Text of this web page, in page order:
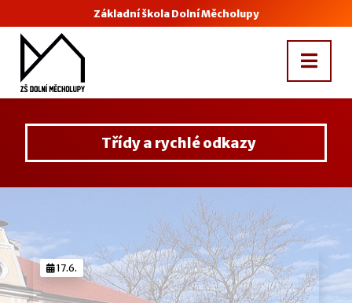
Základní škola Dolní Měcholupy
Třídy a rychlé odkazy
17.6.